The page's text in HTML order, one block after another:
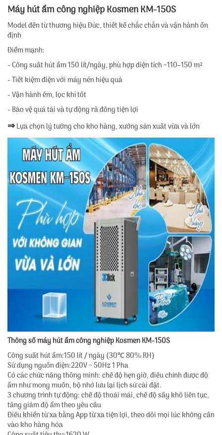
Máy hút ẩm công nghiệp Kosmen KM-150S
Model đến từ thương hiệu Đức, thiết kế chắc chắn và vận hành ổn
định
Điểm mạnh:
- Công suất hút ẩm 150 lít/ngày, phù hợp diện tích ~110–150 m²
- Tiết kiệm điện với máy nén hiệu quả
- Vận hành êm, lọc khí tốt
- Bảo vệ quá tải và tự động rã đông tiện lợi
⇒Lựa chọn lý tưởng cho kho hàng, xưởng sản xuất vừa và lớn
Thông số máy hút ẩm công nghiệp Kosmen KM-150S
Công suất hút ẩm:150 lít / ngày (30℃ 80% RH)
Sử dụng nguồn điện:220V ~ 50Hz 1 Pha
Có các chức năng thông minh: chế độ hẹn giờ, điều chỉnh được độ
ẩm như mong muốn, bộ nhớ lưu lại lịch sử cài đặt.
3 chương trình tự động: chế độ thoải mái, chế độ sấy khô liên tục,
tăng giảm độ ẩm theo yêu cầu
Điều khiển từ xa bằng App từ xa tiện lợi, theo dõi mọi lúc không cần
vào kho hàng hóa